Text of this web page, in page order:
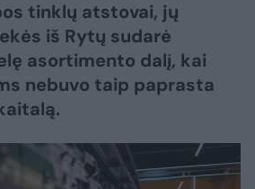
tinklų atstovai, jų
iš Rytų sudarė
asortimento dalį, kai
nebuvo taip paprasta